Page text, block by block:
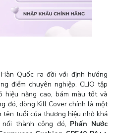
Quốc ra đời với định hướng
điểm chuyên nghiệp. CLIO tập
hiệu năng cao, bám màu tốt và
đó, dòng Kill Cover chính là một
tuổi của thương hiệu nhờ khả
thành công đó, Phấn Nước